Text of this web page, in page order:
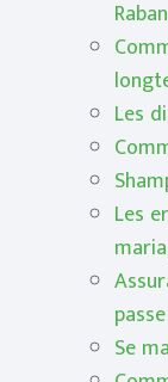
Les
Les
Se